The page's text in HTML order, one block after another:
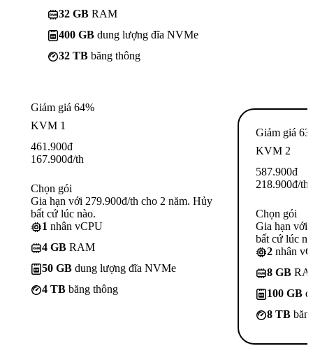
32 GB RAM
400 GB dung lượng đĩa NVMe
32 TB băng thông
Giảm giá 64%
KVM 1
461.900đ
167.900đ/th
Chọn gói
Gia hạn với 279.900đ/th cho 2 năm. Hủy
bất cứ lúc nào.
1 nhân vCPU
4 GB RAM
50 GB dung lượng đĩa NVMe
4 TB băng thông
Giảm giá
KVM 2
587.900đ
218.900đ/th
Chọn gói
Gia hạn với
bất cứ lúc
2 nhân
8 GB
100 GB
8 TB